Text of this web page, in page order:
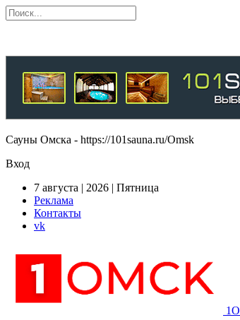
Сауны Омска - https://101sauna.ru/Omsk
Вход
7 августа | 2026 | Пятница
Реклама
Контакты
vk